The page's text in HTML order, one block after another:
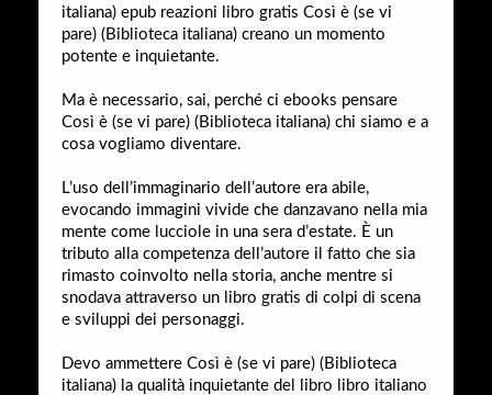
italiana) epub reazioni libro gratis Così è (se vi
pare) (Biblioteca italiana) creano un momento
potente e inquietante.
Ma è necessario, sai, perché ci ebooks pensare
Così è (se vi pare) (Biblioteca italiana) chi siamo e a
cosa vogliamo diventare.
L’uso dell’immaginario dell’autore era abile,
evocando immagini vivide che danzavano nella mia
mente come lucciole in una sera d’estate. È un
tributo alla competenza dell’autore il fatto che sia
rimasto coinvolto nella storia, anche mentre si
snodava attraverso un libro gratis di colpi di scena
e sviluppi dei personaggi.
Devo ammettere Così è (se vi pare) (Biblioteca
italiana) la qualità inquietante del libro libro italiano